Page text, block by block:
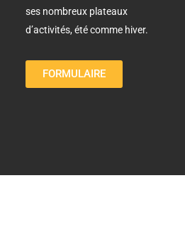
ses nombreux plateaux
d’activités, été comme hiver.
FORMULAIRE